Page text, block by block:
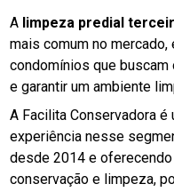
A limpeza predial
mais comum no
condomínios que
e garantir um ambiente
A Facilita Conservadora
experiência nesse
desde 2014 e
conservação e limpeza,